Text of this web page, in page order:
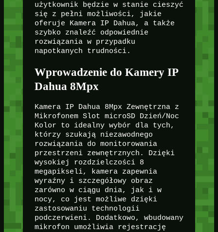
użytkownik będzie w stanie cieszyć
się z pełni możliwości, jakie
oferuje Kamera IP Dahua, a także
szybko znaleźć odpowiednie
rozwiązania w przypadku
napotkanych trudności.
Wprowadzenie do Kamery IP
Dahua 8Mpx
Kamera IP Dahua 8Mpx Zewnętrzna z
Mikrofonem Slot microSD Dzień/Noc
Kolor to idealny wybór dla tych,
którzy szukają niezawodnego
rozwiązania do monitorowania
przestrzeni zewnętrznych. Dzięki
wysokiej rozdzielczości 8
megapikseli, kamera zapewnia
wyraźny i szczegółowy obraz
zarówno w ciągu dnia, jak i w
nocy, co jest możliwe dzięki
zastosowaniu technologii
podczerwieni. Dodatkowo, wbudowany
mikrofon umożliwia rejestrację